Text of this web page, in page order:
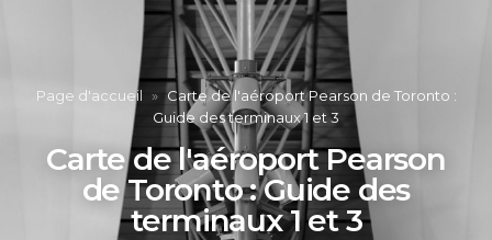
Page d'accueil » Carte de l'aéroport Pearson de Toronto :
Guide des terminaux 1 et 3
Carte de l'aéroport Pearson
de Toronto : Guide des
terminaux 1 et 3